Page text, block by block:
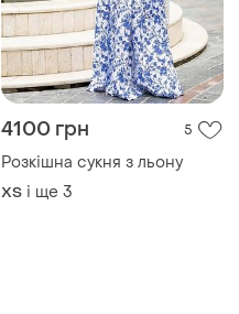
4100 грн 5
Розкішна сукня з льону
ХS і ще 3